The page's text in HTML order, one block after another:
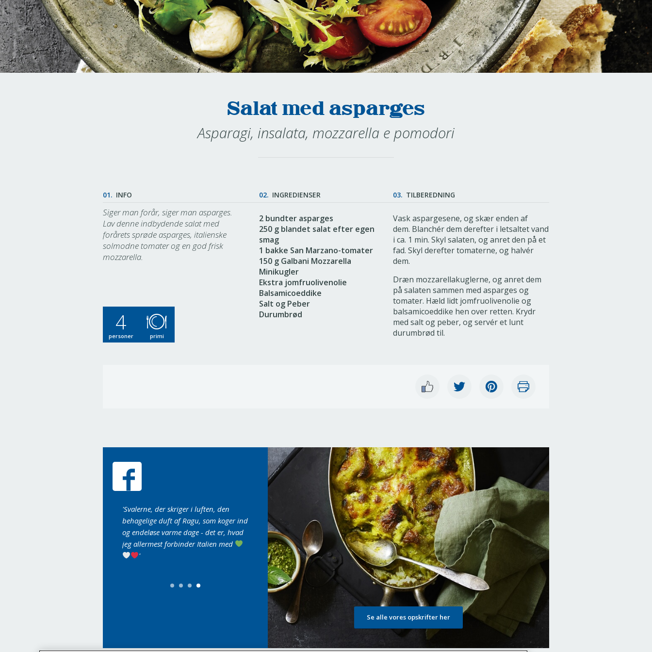
Salat med asparges
Asparagi, insalata, mozzarella e pomodori
01. INFO
Siger man forår, siger man asparges.
Lav denne indbydende salat med
forårets sprøde asparges, italienske
solmodne tomater og en god frisk
mozzarella.
4
personer primi
02. INGREDIENSER
2 bundter asparges
250 g blandet salat efter egen
smag
1 bakke San Marzano-tomater
150 g Galbani Mozzarella
Minikugler
Ekstra jomfruolivenolie
Balsamicoeddike
Salt og Peber
Durumbrød
03. TILBEREDNING
Vask aspargesene, og skær enden af
dem. Blanchér dem derefter i letsaltet vand
i ca. 1 min. Skyl salaten, og anret den på et
fad. Skyl derefter tomaterne, og halvér
dem.
Dræn mozzarellakuglerne, og anret dem
på salaten sammen med asparges og
tomater. Hæld lidt jomfruolivenolie og
balsamicoeddike hen over retten. Krydr
med salt og peber, og servér et lunt
durumbrød til.
'Svalerne, der skriger i luften, den
behagelige duft af Ragu, som koger ind
og endeløse varme dage - det er, hvad
jeg allermest forbinder Italien med
'
mums'
Se alle vores opskrifter her